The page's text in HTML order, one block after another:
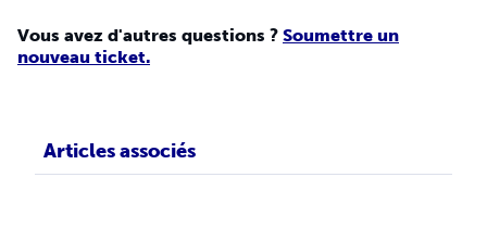
Vous avez d'autres questions ? Soumettre un
nouveau ticket.
Articles associés